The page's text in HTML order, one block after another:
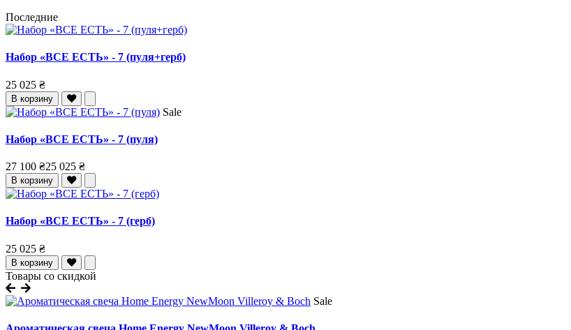
Последние
Набор «ВСЕ ЕСТЬ» - 7 (пуля+герб)
25 025 ₴
В корзину
Sale
Набор «ВСЕ ЕСТЬ» - 7 (пуля)
27 100 ₴25 025 ₴
В корзину
Набор «ВСЕ ЕСТЬ» - 7 (герб)
25 025 ₴
В корзину
Товары со скидкой
Sale